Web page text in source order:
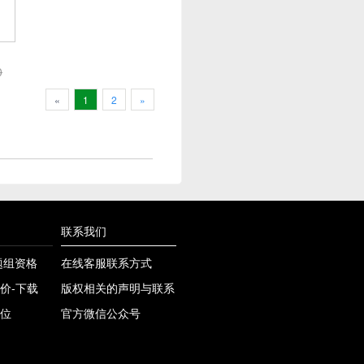
« 1 2 »
资格
-下载
联系我们
在线客服联系方式
版权相关的声明与联系
官方微信公众号